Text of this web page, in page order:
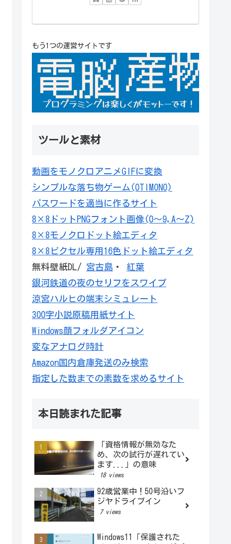
もう1つの運営サイトです
ツールと素材
動画をモノクロアニメGIFに変換
シンプルな落ち物ゲーム(OTIMONO)
パスワードを適当に作るサイト
8×8ドットPNGフォント画像(0～9,A～Z)
8×8モノクロドット絵エディタ
8×8ピクセル専用16色ドット絵エディタ
無料壁紙DL/ 宮古島 ・ 紅葉
銀河鉄道の夜のセリフをスワイプ
涼宮ハルヒの端末シミュレート
300字小説原稿用紙サイト
Windows顔フォルダアイコン
変なアナログ時計
Amazon国内倉庫発送のみ検索
指定した数までの素数を求めるサイト
本日読まれた記事
「資格情報が無効なた
め、次の試行が遅れてい
ます...」の意味
18 views
92歳営業中！50号沿いフ
ジヤドライブイン
7 views
Windows11「保護された